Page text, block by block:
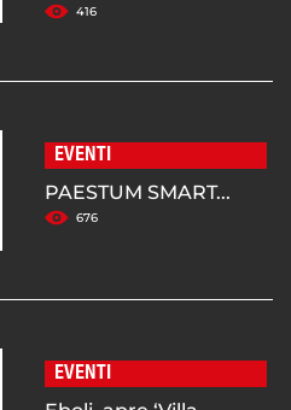
416
EVENTI
PAESTUM SMART...
676
EVENTI